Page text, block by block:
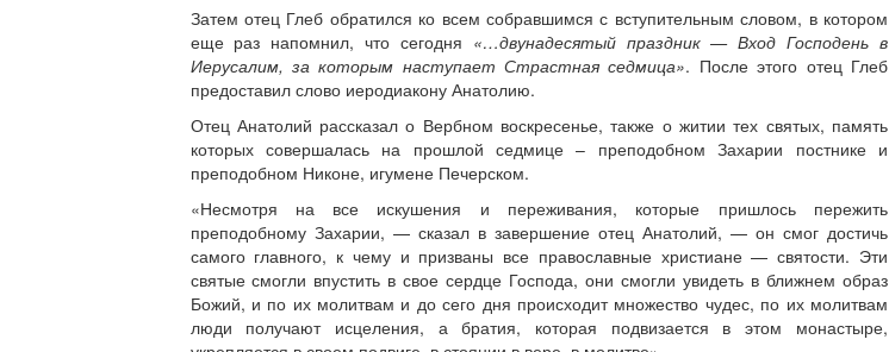
Затем отец Глеб обратился ко всем собравшимся с вступительным словом, в котором
еще раз напомнил, что сегодня «…двунадесятый праздник — Вход Господень в
Иерусалим, за которым наступает Страстная седмица». После этого отец Глеб
предоставил слово иеродиакону Анатолию.
Отец Анатолий рассказал о Вербном воскресенье, также о житии тех святых, память
которых совершалась на прошлой седмице – преподобном Захарии постнике и
преподобном Никоне, игумене Печерском.
«Несмотря на все искушения и переживания, которые пришлось пережить
преподобному Захарии, — сказал в завершение отец Анатолий, — он смог достичь
самого главного, к чему и призваны все православные христиане — святости. Эти
святые смогли впустить в свое сердце Господа, они смогли увидеть в ближнем образ
Божий, и по их молитвам и до сего дня происходит множество чудес, по их молитвам
люди получают исцеления, а братия, которая подвизается в этом монастыре,